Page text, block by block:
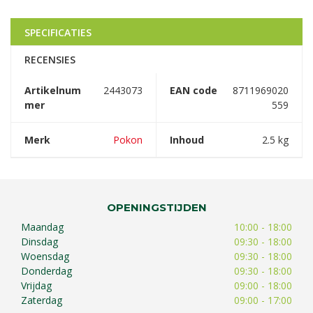
SPECIFICATIES
RECENSIES
Artikelnum
mer
2443073 EAN code
8711969020
559
Merk Pokon Inhoud 2.5 kg
OPENINGSTIJDEN
Maandag
10:00 - 18:00
Dinsdag
09:30 - 18:00
Woensdag
09:30 - 18:00
Donderdag
09:30 - 18:00
Vrijdag
09:00 - 18:00
Zaterdag
09:00 - 17:00